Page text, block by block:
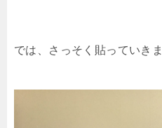
では、さっそく貼っていき